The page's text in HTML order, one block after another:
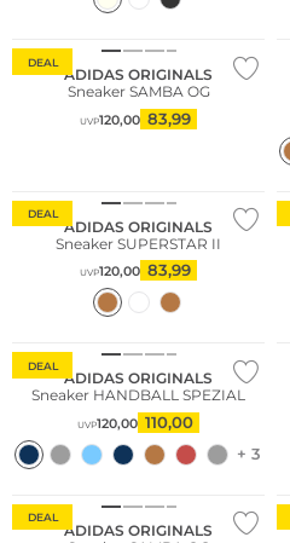
DEAL
ADIDAS ORIGINALS
Sneaker SAMBA OG
UVP120,00 83,99
DEAL
ADIDAS ORIGINALS
Sneaker SUPERSTAR II
UVP120,00 83,99
DEAL
ADIDAS ORIGINALS
Sneaker HANDBALL SPEZIAL
UVP120,00 110,00
+ 3
DEAL
ADIDAS ORIGINALS